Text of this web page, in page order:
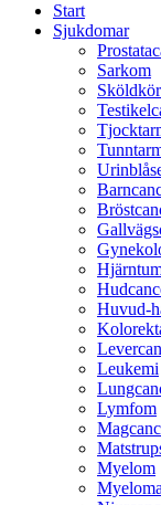
Start
Sjukdomar
Sarkom
Huvud-
Leukemi
Lymfom
Myelom